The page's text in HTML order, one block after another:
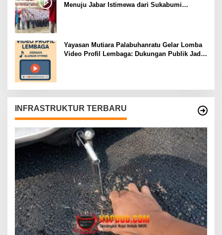
Menuju Jabar Istimewa dari Sukabumi
Yayasan Mutiara Palabuhanratu Gelar Lomba
Video Profil Lembaga: Dukungan Publik Jadi
INFRASTRUKTUR TERBARU